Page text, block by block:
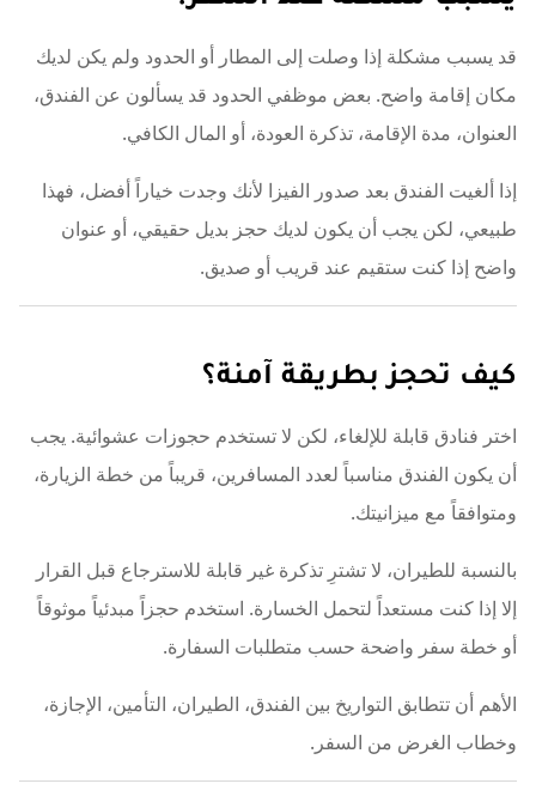
قد يسبب مشكلة إذا وصلت إلى المطار أو الحدود ولم يكن لديك
مكان إقامة واضح. بعض موظفي الحدود قد يسألون عن الفندق،
العنوان، مدة الإقامة، تذكرة العودة، أو المال الكافي.
إذا ألغيت الفندق بعد صدور الفيزا لأنك وجدت خياراً أفضل، فهذا
طبيعي، لكن يجب أن يكون لديك حجز بديل حقيقي، أو عنوان
واضح إذا كنت ستقيم عند قريب أو صديق.
كيف تحجز بطريقة آمنة؟
اختر فنادق قابلة للإلغاء، لكن لا تستخدم حجوزات عشوائية. يجب
أن يكون الفندق مناسباً لعدد المسافرين، قريباً من خطة الزيارة،
ومتوافقاً مع ميزانيتك.
بالنسبة للطيران، لا تشترِ تذكرة غير قابلة للاسترجاع قبل القرار
إلا إذا كنت مستعداً لتحمل الخسارة. استخدم حجزاً مبدئياً موثوقاً
أو خطة سفر واضحة حسب متطلبات السفارة.
الأهم أن تتطابق التواريخ بين الفندق، الطيران، التأمين، الإجازة،
وخطاب الغرض من السفر.